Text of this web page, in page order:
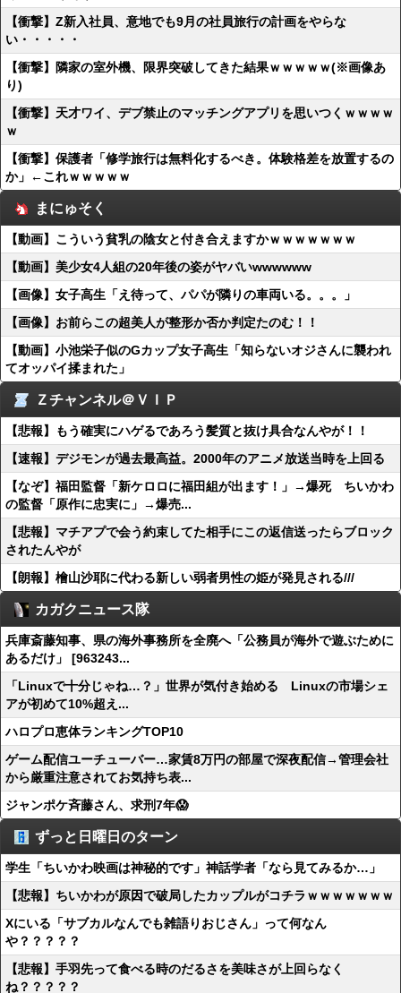
【衝撃】Z新入社員、意地でも9月の社員旅行の計画をやらな
い・・・・・
【衝撃】隣家の室外機、限界突破してきた結果ｗｗｗｗｗ(※画像あ
り)
【衝撃】天才ワイ、デブ禁止のマッチングアプリを思いつくｗｗｗｗ
ｗ
【衝撃】保護者「修学旅行は無料化するべき。体験格差を放置するの
か」←これｗｗｗｗｗ
まにゅそく
【動画】こういう貧乳の陰女と付き合えますかｗｗｗｗｗｗｗ
【動画】美少女4人組の20年後の姿がヤバいwwwwww
【画像】女子高生「え待って、パパが隣りの車両いる。。。」
【画像】お前らこの超美人が整形か否か判定たのむ！！
【動画】小池栄子似のGカップ女子高生「知らないオジさんに襲われ
てオッパイ揉まれた」
Ｚチャンネル＠ＶＩＰ
【悲報】もう確実にハゲるであろう髪質と抜け具合なんやが！！
【速報】デジモンが過去最高益。2000年のアニメ放送当時を上回る
【なぞ】福田監督「新ケロロに福田組が出ます！」→爆死 ちいかわ
の監督「原作に忠実に」→爆売...
【悲報】マチアプで会う約束してた相手にこの返信送ったらブロック
されたんやが
【朗報】檜山沙耶に代わる新しい弱者男性の姫が発見される///
カガクニュース隊
兵庫斎藤知事、県の海外事務所を全廃へ「公務員が海外で遊ぶために
あるだけ」 [963243...
「Linuxで十分じゃね…？」世界が気付き始める Linuxの市場シェ
アが初めて10%超え...
ハロプロ恵体ランキングTOP10
ゲーム配信ユーチューバー…家賃8万円の部屋で深夜配信→管理会社
から厳重注意されてお気持ち表...
ジャンポケ斉藤さん、求刑7年😱
ずっと日曜日のターン
学生「ちいかわ映画は神秘的です」神話学者「なら見てみるか…」
【悲報】ちいかわが原因で破局したカップルがコチラｗｗｗｗｗｗｗ
Xにいる「サブカルなんでも雑語りおじさん」って何なん
や？？？？？
【悲報】手羽先って食べる時のだるさを美味さが上回らなく
ね？？？？？